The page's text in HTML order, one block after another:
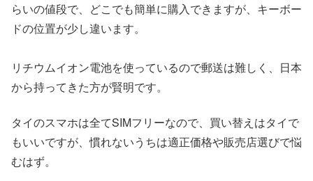
らいの値段で、どこでも簡単に購入できますが、キーボー
ドの位置が少し違います。
リチウムイオン電池を使っているので郵送は難しく、日本
から持ってきた方が賢明です。
タイのスマホは全てSIMフリーなので、買い替えはタイで
もいいですが、慣れないうちは適正価格や販売店選びで悩
むはず。